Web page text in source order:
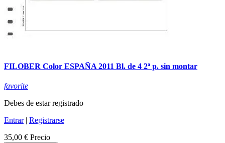
FILOBER Color ESPAÑA 2011 Bl. de 4 2ª p. sin montar
favorite
Debes de estar registrado
Entrar| Registrarse
35,00 € Precio